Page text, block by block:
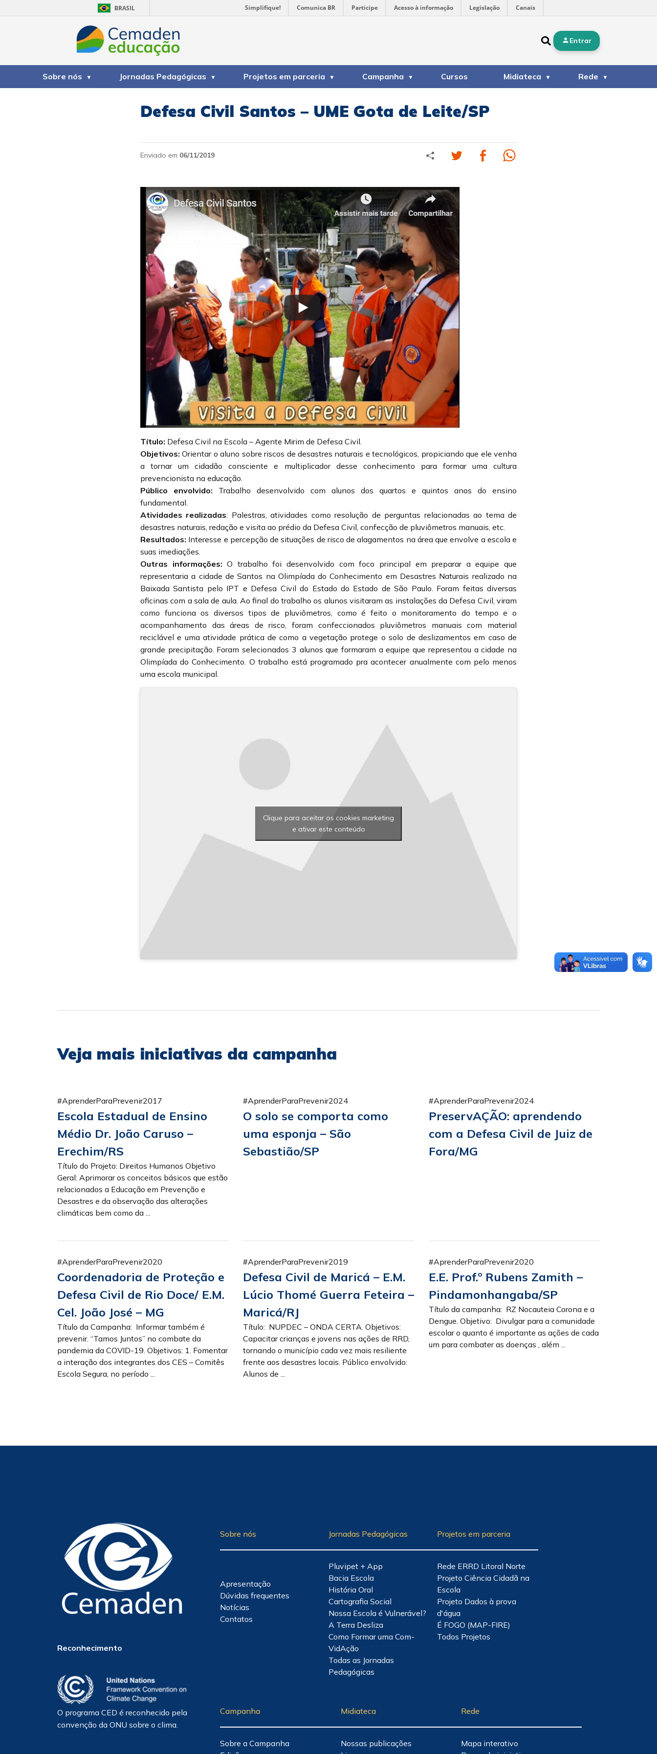
BRASIL Simplifique! Comunica BR Participe Acesso à informação Legislação Canais
Entrar
Sobre nós Jornadas Pedagógicas Projetos em parceria Campanha Cursos Midiateca Rede
Defesa Civil Santos – UME Gota de Leite/SP
Enviado em 06/11/2019
Título: Defesa Civil na Escola – Agente Mirim de Defesa Civil.
Objetivos: Orientar o aluno sobre riscos de desastres naturais e tecnológicos, propiciando que ele venha
a tornar um cidadão consciente e multiplicador desse conhecimento para formar uma cultura
prevencionista na educação.
Público envolvido: Trabalho desenvolvido com alunos dos quartos e quintos anos do ensino
fundamental.
Atividades realizadas: Palestras, atividades como resolução de perguntas relacionadas ao tema de
desastres naturais, redação e visita ao prédio da Defesa Civil, confecção de pluviômetros manuais, etc.
Resultados: Interesse e percepção de situações de risco de alagamentos na área que envolve a escola e
suas imediações.
Outras informações: O trabalho foi desenvolvido com foco principal em preparar a equipe que
representaria a cidade de Santos na Olimpíada do Conhecimento em Desastres Naturais realizado na
Baixada Santista pelo IPT e Defesa Civil do Estado do Estado de São Paulo. Foram feitas diversas
oficinas com a sala de aula. Ao final do trabalho os alunos visitaram as instalações da Defesa Civil, viram
como funciona os diversos tipos de pluviômetros, como é feito o monitoramento do tempo e o
acompanhamento das áreas de risco, foram confeccionados pluviômetros manuais com material
reciclável e uma atividade prática de como a vegetação protege o solo de deslizamentos em caso de
grande precipitação. Foram selecionados 3 alunos que formaram a equipe que representou a cidade na
Olimpíada do Conhecimento. O trabalho está programado pra acontecer anualmente com pelo menos
uma escola municipal.
Clique para aceitar os cookies marketing
e ativar este conteúdo
Veja mais iniciativas da campanha
#AprenderParaPrevenir2017
Escola Estadual de Ensino
Médio Dr. João Caruso –
Erechim/RS
Título do Projeto: Direitos Humanos Objetivo
Geral: Aprimorar os conceitos básicos que estão
relacionados a Educação em Prevenção e
Desastres e da observação das alterações
climáticas bem como da ...
#AprenderParaPrevenir2024
O solo se comporta como
uma esponja – São
Sebastião/SP
#AprenderParaPrevenir2024
PreservAÇÃO: aprendendo
com a Defesa Civil de Juiz de
Fora/MG
#AprenderParaPrevenir2020
Coordenadoria de Proteção e
Defesa Civil de Rio Doce/ E.M.
Cel. João José – MG
Título da Campanha: Informar também é
prevenir. “Tamos Juntos” no combate da
pandemia da COVID-19. Objetivos: 1. Fomentar
a interação dos integrantes dos CES – Comitês
Escola Segura, no período ...
#AprenderParaPrevenir2019
Defesa Civil de Maricá – E.M.
Lúcio Thomé Guerra Feteira –
Maricá/RJ
Título: NUPDEC – ONDA CERTA. Objetivos:
Capacitar crianças e jovens nas ações de RRD,
tornando o município cada vez mais resiliente
frente aos desastres locais. Público envolvido:
Alunos de ...
#AprenderParaPrevenir2020
E.E. Prof.º Rubens Zamith –
Pindamonhangaba/SP
Título da campanha: RZ Nocauteia Corona e a
Dengue. Objetivo: Divulgar para a comunidade
escolar o quanto é importante as ações de cada
um para combater as doenças , além ...
Reconhecimento
O programa CED é reconhecido pela
convenção da ONU sobre o clima.
Sobre nós
Apresentação
Dúvidas frequentes
Notícias
Contatos
Jornadas Pedagógicas
Pluvipet + App
Bacia Escola
História Oral
Cartografia Social
Nossa Escola é Vulnerável?
A Terra Desliza
Como Formar uma Com-
VidAção
Todas as Jornadas
Pedagógicas
Projetos em parceria
Rede ERRD Litoral Norte
Projeto Ciência Cidadã na
Escola
Projeto Dados à prova
d'água
É FOGO (MAP-FIRE)
Todos Projetos
Campanha
Sobre a Campanha
Midiateca
Nossas publicações
Rede
Mapa interativo